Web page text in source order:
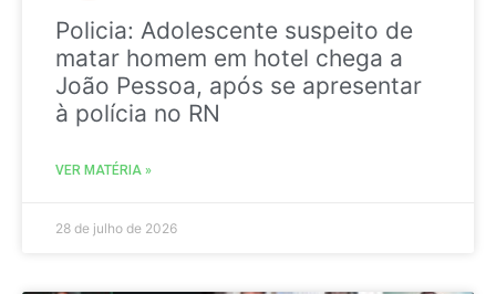
Policia: Adolescente suspeito de
matar homem em hotel chega a
João Pessoa, após se apresentar
à polícia no RN
VER MATÉRIA »
28 de julho de 2026